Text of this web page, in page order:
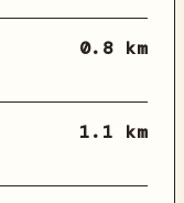
0.8 km
1.1 km